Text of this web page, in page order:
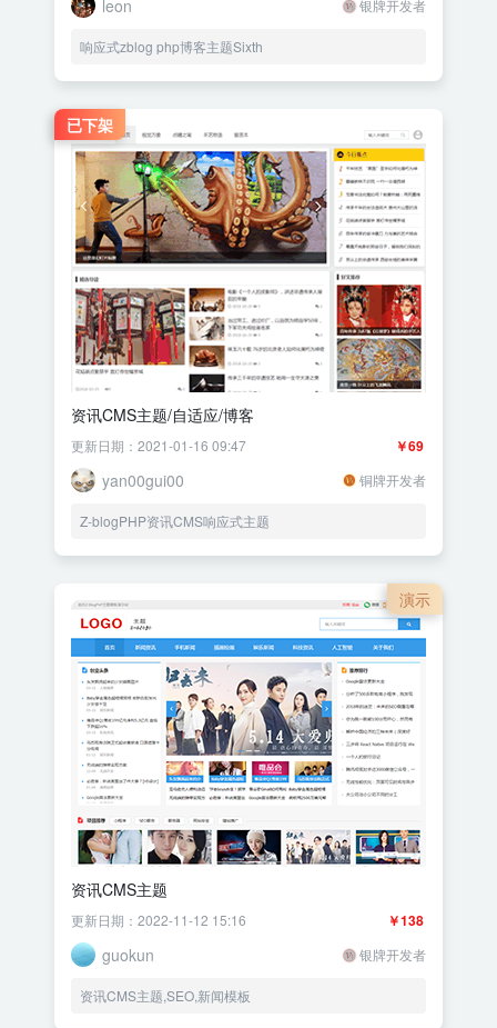
leon 银牌开发者
响应式zblog php博客主题Sixth
已下架
资讯CMS主题/自适应/博客
￥69
更新日期：2021-01-16 09:47
yan00gui00 铜牌开发者
Z-blogPHP资讯CMS响应式主题
演示
资讯CMS主题
￥138
更新日期：2022-11-12 15:16
guokun 银牌开发者
资讯CMS主题,SEO,新闻模板